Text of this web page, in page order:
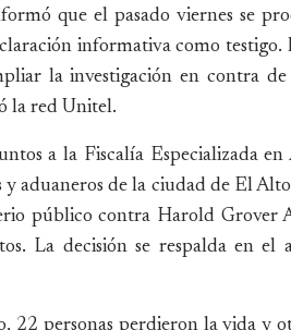
que el pasado viernes se
informativa como
la investigación en contra
la red Unitel.
a la Fiscalía Especializada
aduaneros de la ciudad de El
público contra Harold Grover
La decisión se respalda en
22 personas perdieron la vida y